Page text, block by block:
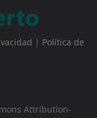
| Política de
Attribution-